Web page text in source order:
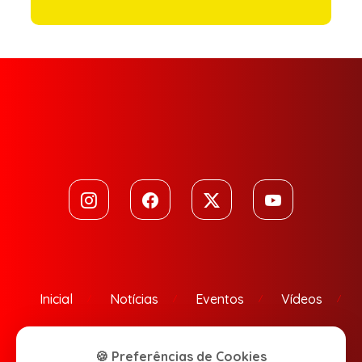
Inicial Notícias Eventos Vídeos
🍪 Preferências de Cookies